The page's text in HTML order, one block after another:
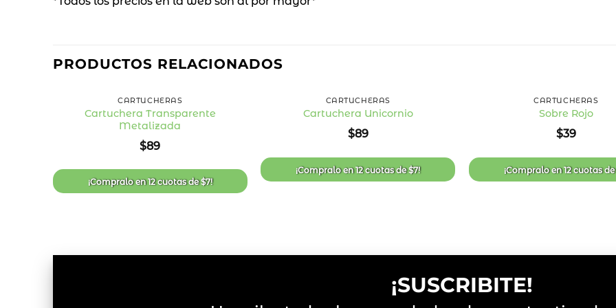
PRODUCTOS RELACIONADOS
CARTUCHERAS
Cartuchera Transparente
Metalizada
$89
¡Compralo en12 cuotasde$7!
de
deseos
CARTUCHERAS
Cartuchera Unicornio
$89
¡Compralo en12 cuotasde$7!
CARTUCHERAS
Sobre Rojo
$39
¡Compralo en12 cuotasde
¡SUSCRIBITE!